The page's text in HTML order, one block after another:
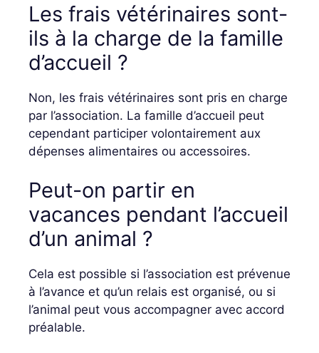
Les frais vétérinaires sont-
ils à la charge de la famille
d’accueil ?
Non, les frais vétérinaires sont pris en charge
par l’association. La famille d’accueil peut
cependant participer volontairement aux
dépenses alimentaires ou accessoires.
Peut-on partir en
vacances pendant l’accueil
d’un animal ?
Cela est possible si l’association est prévenue
à l’avance et qu’un relais est organisé, ou si
l’animal peut vous accompagner avec accord
préalable.